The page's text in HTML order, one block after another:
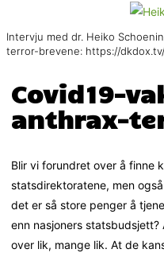
Intervju med dr. Heiko
terror-brevene: https://
Covid19-
anthrax-
Blir vi forundret over å finne
statsdirektoratene, men
det er så store penger å
enn nasjoners
over lik, mange lik. At de